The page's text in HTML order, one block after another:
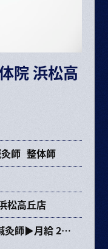
査定
力により決定
の条件変更なし）
合は超過分別途支給
院 浜松高
師 整体師
松高丘店
柔道整復師・鍼灸師▶月給 237,353円〜463,670円